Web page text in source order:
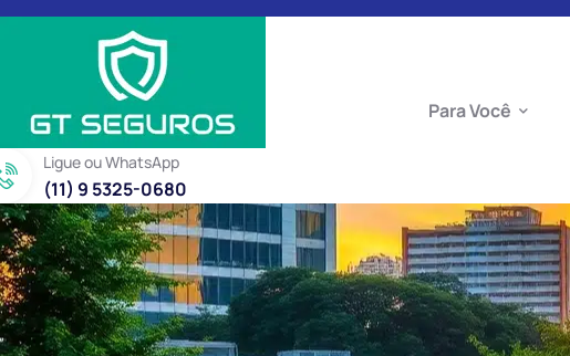
Ligue ou WhatsApp
(11) 9 5325-0680
Para Você